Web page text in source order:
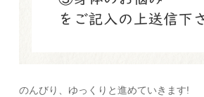
のんびり、ゆっくりと進めていきます!